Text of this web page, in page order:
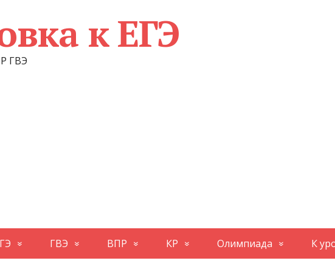
к ЕГЭ
ГВЭ
ГВЭ ВПР КР Олимпиада К